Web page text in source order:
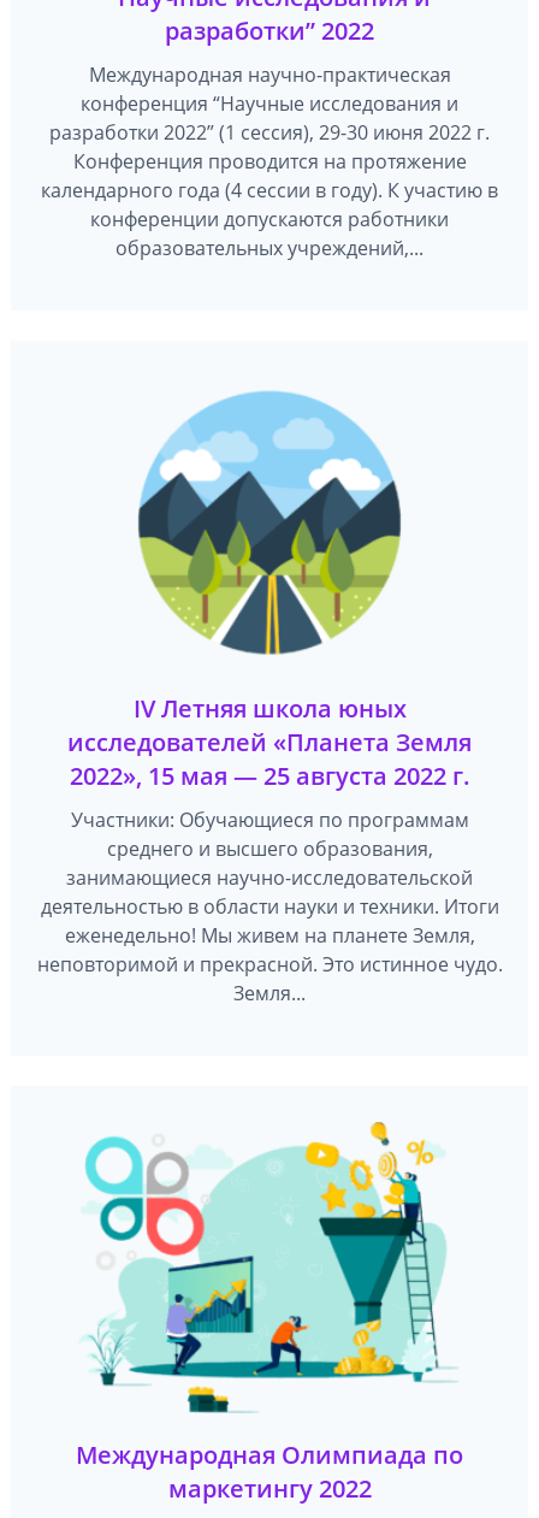
разработки” 2022
Международная научно-практическая
конференция “Научные исследования и
разработки 2022” (1 сессия), 29-30 июня 2022 г.
Конференция проводится на протяжение
календарного года (4 сессии в году). К участию в
конференции допускаются работники
образовательных учреждений,...
IV Летняя школа юных
исследователей «Планета Земля
2022», 15 мая — 25 августа 2022 г.
Участники: Обучающиеся по программам
среднего и высшего образования,
занимающиеся научно-исследовательской
деятельностью в области науки и техники. Итоги
еженедельно! Мы живем на планете Земля,
неповторимой и прекрасной. Это истинное чудо.
Земля...
Международная Олимпиада по
маркетингу 2022